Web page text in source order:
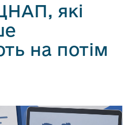
які
на потім